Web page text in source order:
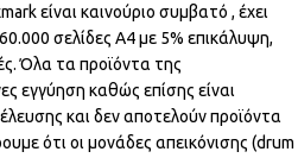
είναι καινούριο συμβατό , έχει
σελίδες Α4 με 5% επικάλυψη,
Όλα τα προϊόντα της
εγγύηση καθώς επίσης είναι
και δεν αποτελούν προϊόντα
ότι οι μονάδες απεικόνισης (drum